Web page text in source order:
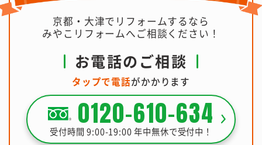
京都・大津でリフォームするなら
みやこリフォームへご相談ください！
お電話のご相談
タップで電話がかかります
0120-610-634
受付時間 9:00-19:00 年中無休で受付中！